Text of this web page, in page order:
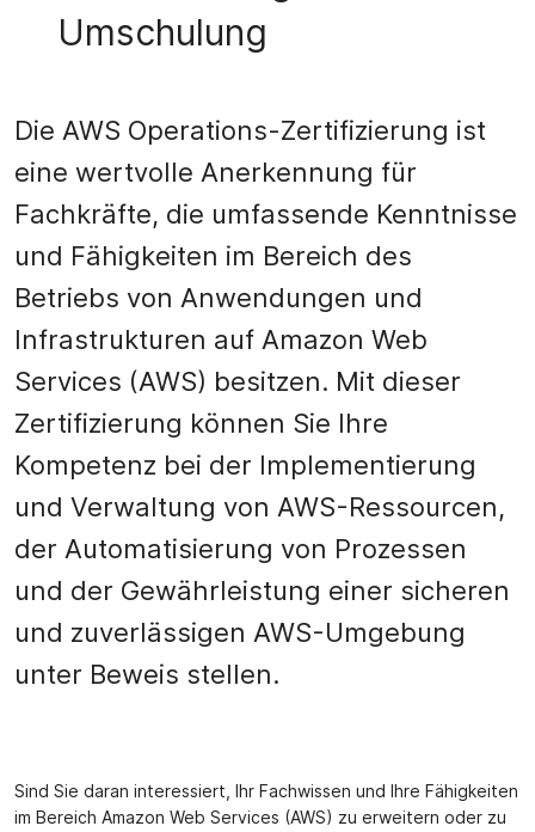
Umschulung
Die AWS Operations-Zertifizierung ist
eine wertvolle Anerkennung für
Fachkräfte, die umfassende Kenntnisse
und Fähigkeiten im Bereich des
Betriebs von Anwendungen und
Infrastrukturen auf Amazon Web
Services (AWS) besitzen. Mit dieser
Zertifizierung können Sie Ihre
Kompetenz bei der Implementierung
und Verwaltung von AWS-Ressourcen,
der Automatisierung von Prozessen
und der Gewährleistung einer sicheren
und zuverlässigen AWS-Umgebung
unter Beweis stellen.
Sind Sie daran interessiert, Ihr Fachwissen und Ihre Fähigkeiten
im Bereich Amazon Web Services (AWS) zu erweitern oder zu